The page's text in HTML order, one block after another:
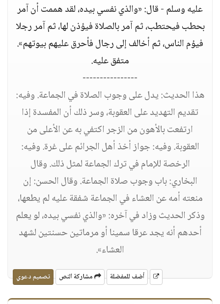
عليه وسلم - قال: «والذي نفسي بيده، لقد هممت أن آمر
بحطب فيحتطب، ثم آمر بالصلاة فيؤذن لها، ثم آمر رجلا
فيؤم الناس، ثم أخالف إلى رجال فأحرق عليهم بيوتهم».
متفق عليه.
----------------
هذا الحديث: يدل على وجوب الصلاة في الجماعة. وفيه:
تقديم التهديد على العقوبة، وسر ذلك أن المفسدة إذا
ارتفعت بالأهون من الزجر اكتفي به عن الأعلى من
العقوبة. وفيه: جواز أخذ أهل الجرائم على غرة. وفيه:
الرخصة للإمام في ترك الجماعة لمثل ذلك. وقال
البخاري: باب وجوب صلاة الجماعة. وقال الحسن: إن
منعته أمه عن العشاء في الجماعة شفقة عليه لم يطعها،
وذكر الحديث وزاد في آخره: «والذي نفسي بيده، لو يعلم
أحدهم أنه يجد عرقا سمينا أو مرماتين حسنتين لشهد
العشاء».
أضف للمفضلة مشاركة النص تصميم دعوي